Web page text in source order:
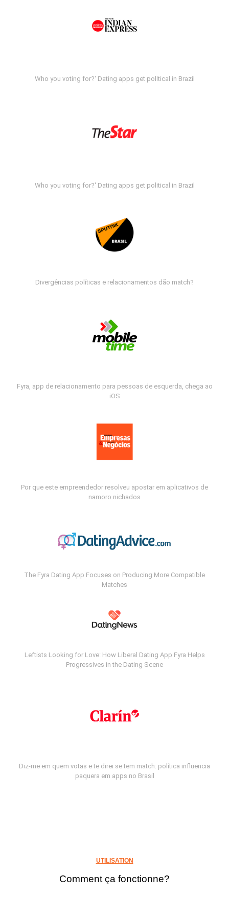
Who you voting for?' Dating apps get political in Brazil
Who you voting for?' Dating apps get political in Brazil
Divergências políticas e relacionamentos dão match?
Fyra, app de relacionamento para pessoas de esquerda, chega ao
iOS
Por que este empreendedor resolveu apostar em aplicativos de
namoro nichados
The Fyra Dating App Focuses on Producing More Compatible
Matches
Leftists Looking for Love: How Liberal Dating App Fyra Helps
Progressives in the Dating Scene
Diz-me em quem votas e te direi se tem match: política influencia
paquera em apps no Brasil
UTILISATION
Comment ça fonctionne?